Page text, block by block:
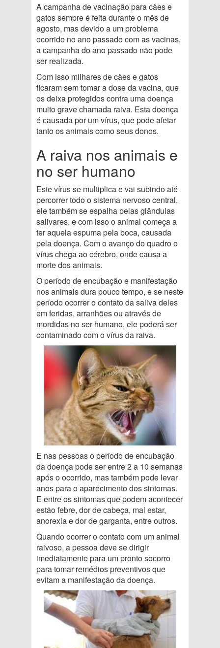
A campanha de vacinação para cães e
gatos sempre é feita durante o mês de
agosto, mas devido a um problema
ocorrido no ano passado com as vacinas,
a campanha do ano passado não pode
ser realizada.
Com isso milhares de cães e gatos
ficaram sem tomar a dose da vacina, que
os deixa protegidos contra uma doença
muito grave chamada raiva. Esta doença
é causada por um vírus, que pode afetar
tanto os animais como seus donos.
A raiva nos animais e
no ser humano
Este vírus se multiplica e vai subindo até
percorrer todo o sistema nervoso central,
ele também se espalha pelas glândulas
salivares, e com isso o animal começa a
ter aquela espuma pela boca, causada
pela doença. Com o avanço do quadro o
vírus chega ao cérebro, onde causa a
morte dos animais.
O período de encubação e manifestação
nos animais dura pouco tempo, e se neste
período ocorrer o contato da saliva deles
em feridas, arranhões ou através de
mordidas no ser humano, ele poderá ser
contaminado com o vírus da raiva.
E nas pessoas o período de encubação
da doença pode ser entre 2 a 10 semanas
após o ocorrido, mas também pode levar
anos para o aparecimento dos sintomas.
E entre os sintomas que podem acontecer
estão febre, dor de cabeça, mal estar,
anorexia e dor de garganta, entre outros.
Quando ocorrer o contato com um animal
raivoso, a pessoa deve se dirigir
imediatamente para um pronto socorro
para tomar remédios preventivos que
evitam a manifestação da doença.